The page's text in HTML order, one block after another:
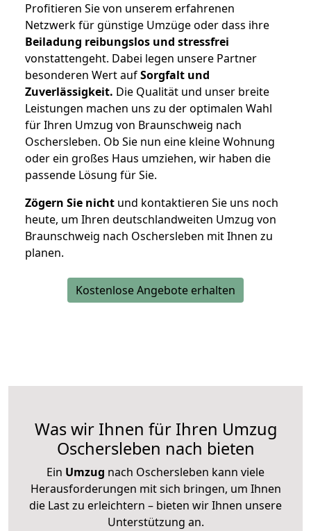
Profitieren Sie von unserem erfahrenen
Netzwerk für günstige Umzüge oder dass ihre
Beiladung reibungslos und stressfrei
vonstattengeht. Dabei legen unsere Partner
besonderen Wert aufSorgfalt und
Zuverlässigkeit. Die Qualität und unser breite
Leistungen machen uns zu der optimalen Wahl
für Ihren Umzug von Braunschweig nach
Oschersleben. Ob Sie nun eine kleine Wohnung
oder ein großes Haus umziehen, wir haben die
passende Lösung für Sie.
Zögern Sie nicht und kontaktieren Sie uns noch
heute, um Ihren deutschlandweiten Umzug von
Braunschweig nach Oschersleben mit Ihnen zu
planen.
Kostenlose Angebote erhalten
Was wir Ihnen für Ihren Umzug
Oschersleben nach bieten
Ein Umzug nach Oschersleben kann viele
Herausforderungen mit sich bringen, um Ihnen
die Last zu erleichtern – bieten wir Ihnen unsere
Unterstützung an.